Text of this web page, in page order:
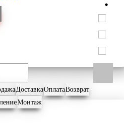
ДоставкаОплатаВозврат
Монтаж